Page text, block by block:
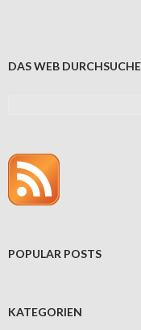
DAS WEB
POPULAR POSTS
KATEGORIEN